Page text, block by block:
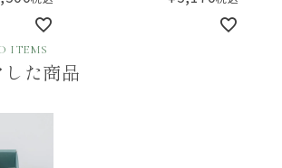
ITEMS
た商品